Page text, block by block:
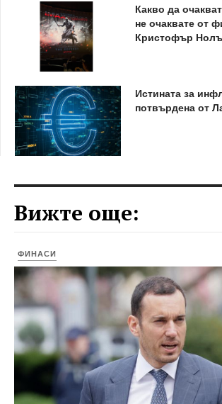
Какво да
не очаквате от
Кристофър
Истината за
потвърдена от
Вижте още:
ФИНАСИ